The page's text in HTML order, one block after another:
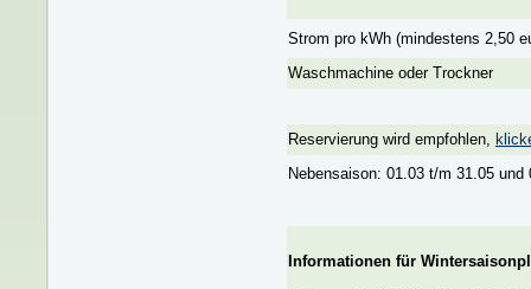
Strom pro kWh (mindestens 2,50
Waschmachine oder Trockner
Reservierung wird empfohlen,
Nebensaison: 01.03 t/m 31.05 und
Informationen für